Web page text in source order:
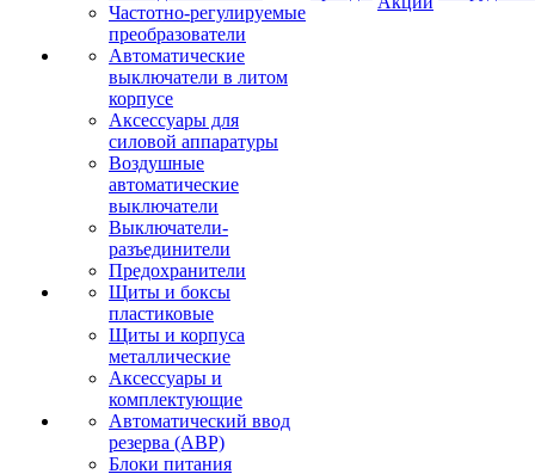
Частотно-регулируемые
преобразователи
Автоматические
выключатели в литом
корпусе
Аксессуары для
силовой аппаратуры
Воздушные
автоматические
выключатели
Выключатели-
разъединители
Предохранители
Щиты и боксы
пластиковые
Щиты и корпуса
металлические
Аксессуары и
комплектующие
Автоматический ввод
резерва (АВР)
Блоки питания